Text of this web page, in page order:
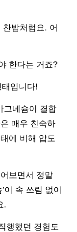
밥처럼요. 어
한다는 거죠?
태입니다!
그네슘이 결합
매우 친숙하
에 비해 압도
보면서 정말
이 속 쓰림 없이
.
행했던 경험도